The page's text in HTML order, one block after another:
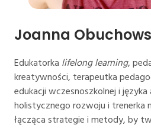
Joanna
Edukatorka lifelong learning,
kreatywności, terapeutka
edukacji wczesnoszkolnej i
holistycznego rozwoju i trenerka
łącząca strategie i metody, by